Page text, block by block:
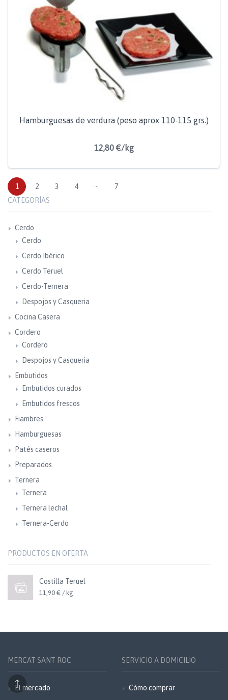
Hamburguesas de verdura (peso aprox 110-115 grs.)
12,80 €/kg
1 2 3 4 ···
7
CATEGORÍAS
Cerdo
Cerdo
Cerdo Ibérico
Cerdo Teruel
Cerdo-Ternera
Despojos y Casqueria
Cocina Casera
Cordero
Cordero
Despojos y Casqueria
Embutidos
Embutidos curados
Embutidos frescos
Fiambres
Hamburguesas
Patés caseros
Preparados
Ternera
Ternera
Ternera lechal
Ternera-Cerdo
PRODUCTOS EN OFERTA
Costilla Teruel
11,90 € / kg
MERCAT SANT ROC
El mercado
SERVICIO A DOMICILIO
Cómo comprar